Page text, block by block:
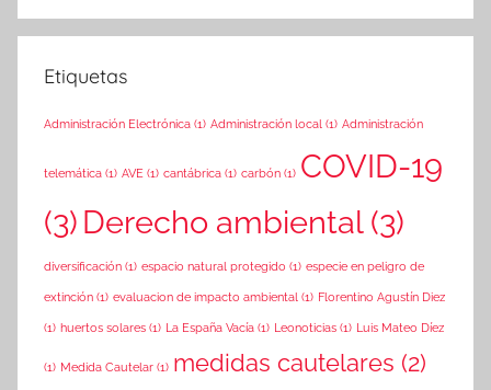
Etiquetas
Administración Electrónica (1) Administración local (1) Administración
telemática (1) AVE (1) cantábrica (1) carbón (1) COVID-19
(3) Derecho ambiental(3)
diversificación (1) espacio natural protegido (1) especie en peligro de
extinción (1) evaluacion de impacto ambiental (1) Florentino Agustín Diez
(1) huertos solares (1) La España Vacía (1) Leonoticias (1) Luis Mateo Díez
(1) Medida Cautelar (1) medidas cautelares (2)